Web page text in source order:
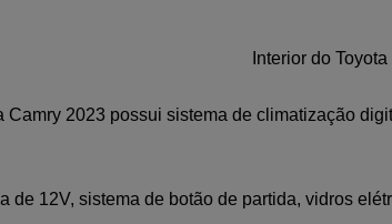
Interior do
2023 possui sistema de climatização
12V, sistema de botão de partida, vidros